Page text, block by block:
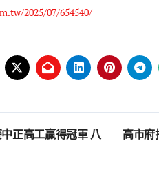
2025/07/654540/
正高工贏得冠軍 八
高市府